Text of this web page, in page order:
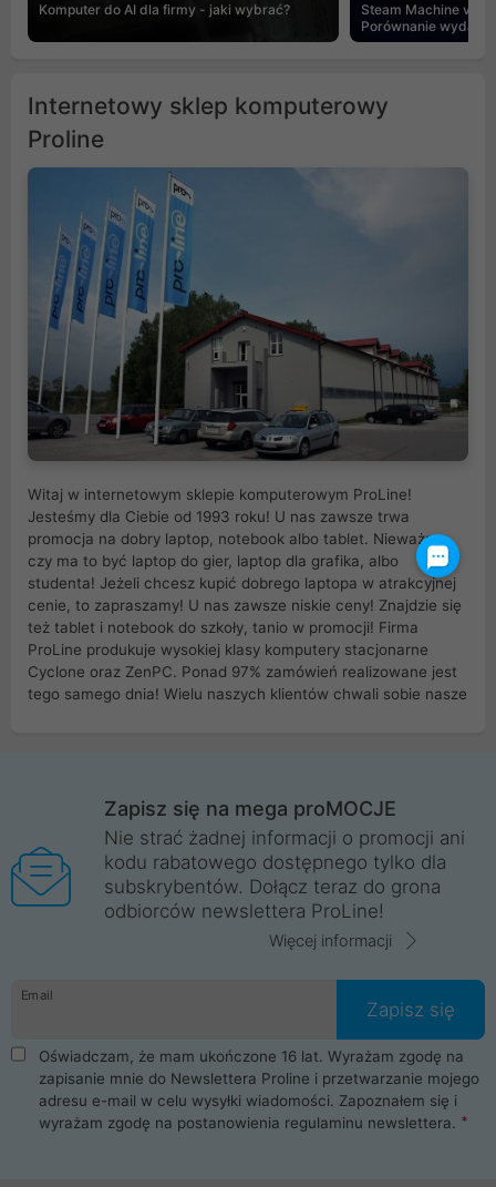
Komputer do AI dla firmy - jaki wybrać?
Steam Machine vs
Porównanie
Internetowy sklep komputerowy
Proline
Witaj w internetowym sklepie komputerowym ProLine!
Jesteśmy dla Ciebie od 1993 roku! U nas zawsze trwa
promocja na dobry laptop, notebook albo tablet. Nieważne
czy ma to być laptop do gier, laptop dla grafika, albo
studenta! Jeżeli chcesz kupić dobrego laptopa w atrakcyjnej
cenie, to zapraszamy! U nas zawsze niskie ceny! Znajdzie się
też tablet i notebook do szkoły, tanio w promocji! Firma
ProLine produkuje wysokiej klasy komputery stacjonarne
Cyclone oraz ZenPC. Ponad 97% zamówień realizowane jest
tego samego dnia! Wielu naszych klientów chwali sobie nasze
Wrocław, Poznań, Legnica, Katowice, Gliwice, Kalisz, Bytom,
Trzebnica, Opole. Szybka i profesjonalna obsługa!
ProLine to polska firma ze 100% polskim kapitałem. Działamy
legalnie i płacimy podatki w naszym kraju! Posiadamy siedzibę
główną w Mirkowie oraz salony na terenie kraju. Cała
komunikacja ze sklepem komputerowym ProLine jest
danych osobowych. Dlatego zakup notebooka albo laptopa w
ProLine to czysta przyjemność i pełne bezpieczeństwo.
Zaopatrzysz się u nas w akcesoria i części komputerowe
takie jak procesory, karty graficzne, płyty główne, pamięci,
dyski SSD, M.2 oraz HDD. Nasi pracownicy pomogą Ci wybrać
najlepszy zasilacz komputerowy oraz obudowę do komputera.
Poza komputerami mamy również najlepsze na rynku
Smartfony takich producentów jak Xiaomi, Apple, Samsung i
Zapisz się na mega proMOCJE
Nie strać żadnej informacji o promocji ani
kodu rabatowego dostępnego tylko dla
subskrybentów. Dołącz teraz do grona
odbiorców newslettera ProLine!
Więcej informacji
Email
Zapisz się
Oświadczam, że mam ukończone 16 lat. Wyrażam zgodę na
zapisanie mnie do Newslettera Proline i przetwarzanie mojego
adresu e-mail w celu wysyłki wiadomości. Zapoznałem się i
wyrażam zgodę na postanowienia regulaminu newslettera.